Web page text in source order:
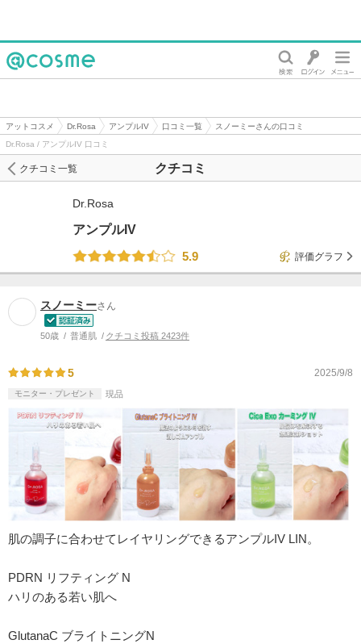
アットコスメ Dr.Rosa アンプルIV 口コミ一覧
スノーミーさんの口コミ
Dr.Rosa / アンプルIV 口コミ
クチコミ
クチコミ一覧
Dr.Rosa
アンプルIV
5.9
評価グラフ
スノーミーさん
50歳 普通肌 クチコミ投稿 2423件
5 2025/9/8
モニター・プレゼント 現品
肌の調子に合わせてレイヤリングできるアンプルIV LIN。
PDRN リフティング N
ハリのある若い肌へ
GlutanaC ブライトニングN